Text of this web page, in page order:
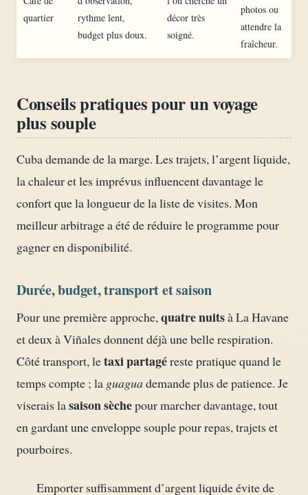
quartier
rythme lent,
budget plus doux.
décor très
soigné.
photos ou
attendre la
fraîcheur.
Conseils pratiques pour un voyage
plus souple
Cuba demande de la marge. Les trajets, l’argent liquide,
la chaleur et les imprévus influencent davantage le
confort que la longueur de la liste de visites. Mon
meilleur arbitrage a été de réduire le programme pour
gagner en disponibilité.
Durée, budget, transport et saison
Pour une première approche, quatre nuitsà La Havane
et deux à Viñales donnent déjà une belle respiration.
Côté transport, letaxi partagéreste pratique quand le
temps compte ; la guaguademande plus de patience. Je
viserais lasaison sèchepour marcher davantage, tout
en gardant une enveloppe souple pour repas, trajets et
pourboires.
Emporter suffisamment d’argent liquide évite de